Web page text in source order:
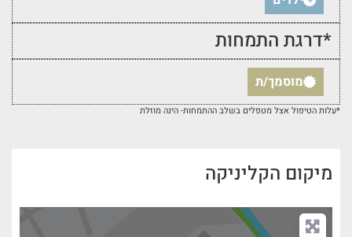
*דרגת התמחות
מוסמך/ת
*עלות הטיפול אצל מטפלים בשלב ההתמחות- הינה מוזלת
מיקום הקליניקה